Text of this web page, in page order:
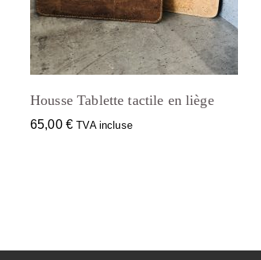
Housse Tablette tactile en liège
65,00 € TVA incluse